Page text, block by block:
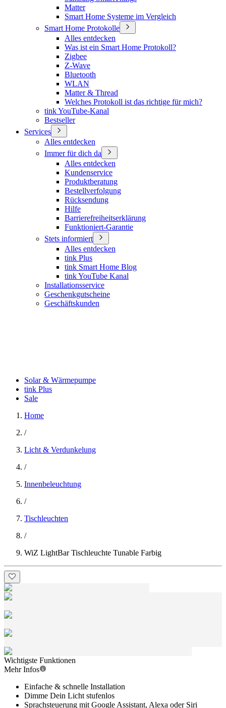
Matter
Smart Home Systeme im Vergleich
Smart Home Protokolle
Alles entdecken
Was ist ein Smart Home Protokoll?
Zigbee
Z-Wave
Bluetooth
WLAN
Matter & Thread
Welches Protokoll ist das richtige für mich?
tink YouTube-Kanal
Bestseller
Services
Alles entdecken
Immer für dich da
Alles entdecken
Kundenservice
Produktberatung
Bestellverfolgung
Rücksendung
Hilfe
Barrierefreiheitserklärung
Funktioniert-Garantie
Stets informiert
Alles entdecken
tink Plus
tink Smart Home Blog
tink YouTube Kanal
Installationsservice
Geschenkgutscheine
Geschäftskunden
Solar & Wärmepumpe
tink Plus
Sale
Home
/
Licht & Verdunkelung
/
Innenbeleuchtung
/
Tischleuchten
/
WiZ LightBar Tischleuchte Tunable Farbig
Wichtigste Funktionen
Mehr Infos
Einfache & schnelle Installation
Dimme Dein Licht stufenlos
Sprachsteuerung mit Google Assistant, Alexa oder Siri